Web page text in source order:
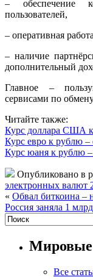
– обеспечение
пользователей,
– оперативная
– наличие
дополнительный
Главное –
сервисами по
Читайте также:
Курс доллара США
Курс евро к рублю –
Курс юаня к рублю
Опубликовано в
электронных валют
« Обвал биткоина –
Россия заняла 1
Все